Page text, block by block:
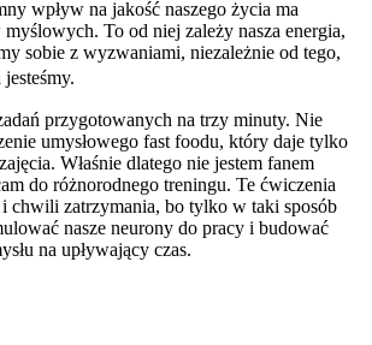
wpływ na jakość naszego życia ma
To od niej zależy nasza energia,
sobie z wyzwaniami, niezależnie od tego,
jesteśmy.
przygotowanych na trzy minuty. Nie
umysłowego fast foodu, który daje tylko
Właśnie dlatego nie jestem fanem
do różnorodnego treningu. Te ćwiczenia
chwili zatrzymania, bo tylko w taki sposób
nasze neurony do pracy i budować
na upływający czas.